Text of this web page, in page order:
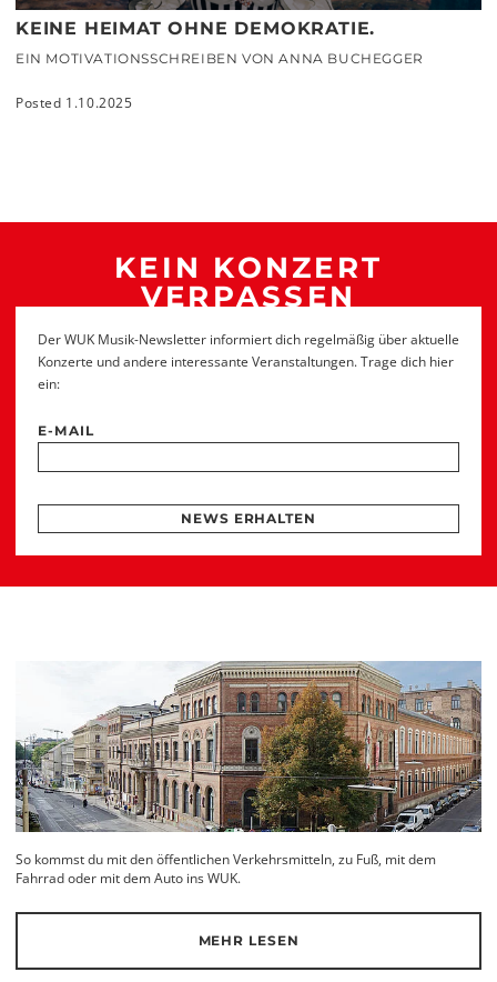
KEINE HEIMAT OHNE DEMOKRATIE.
EIN MOTIVATIONSSCHREIBEN VON ANNA BUCHEGGER
Posted 1.10.2025
KEIN KONZERT
VERPASSEN
Der WUK Musik-Newsletter informiert dich regelmäßig über aktuelle
Konzerte und andere interessante Veranstaltungen. Trage dich hier
ein:
E-MAIL
NEWS ERHALTEN
So kommst du mit den öffentlichen Verkehrsmitteln, zu Fuß, mit dem
Fahrrad oder mit dem Auto ins WUK.
MEHR LESEN